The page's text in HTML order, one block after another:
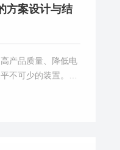
方案设计与结
产品质量、降低电
不可少的装置。系
据，是企业节能降